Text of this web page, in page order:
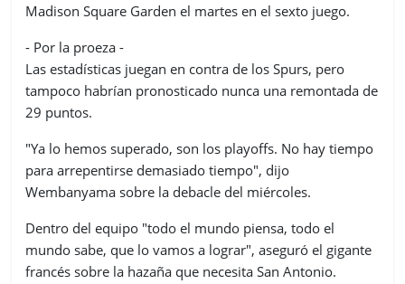
Madison Square Garden el martes en el sexto juego.
- Por la proeza -
Las estadísticas juegan en contra de los Spurs, pero
tampoco habrían pronosticado nunca una remontada de
29 puntos.
"Ya lo hemos superado, son los playoffs. No hay tiempo
para arrepentirse demasiado tiempo", dijo
Wembanyama sobre la debacle del miércoles.
Dentro del equipo "todo el mundo piensa, todo el
mundo sabe, que lo vamos a lograr", aseguró el gigante
francés sobre la hazaña que necesita San Antonio.